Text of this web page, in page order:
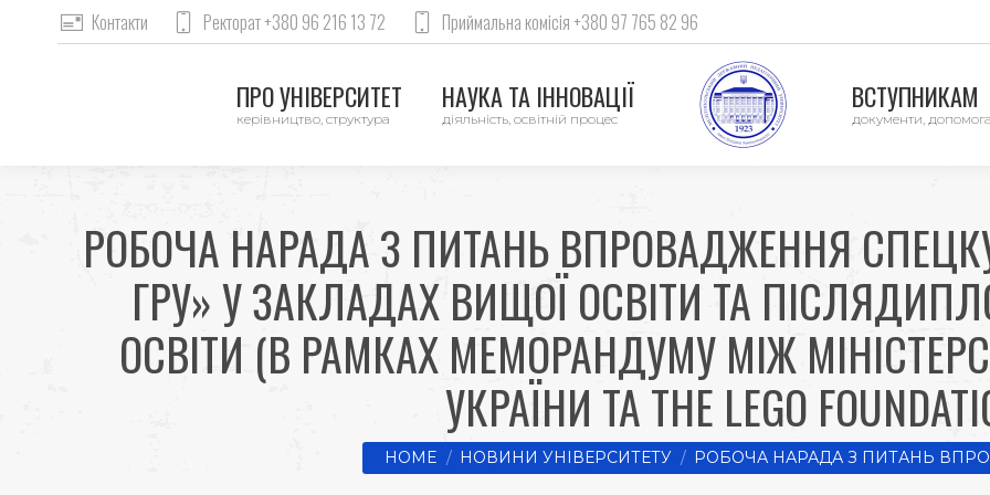
Контакти Ректорат +380 96 216 13 72 Приймальна комісія +380 97 765 82 96
ПРО УНІВЕРСИТЕТ
керівництво, структура
НАУКА ТА ІННОВАЦІЇ
діяльність, освітній процес
ВСТУПНИКАМ
документи, допомога
РОБОЧА НАРАДА З ПИТАНЬ ВПРОВАДЖЕННЯ
ГРУ» У ЗАКЛАДАХ ВИЩОЇ ОСВІТИ ТА
ОСВІТИ (В РАМКАХ МЕМОРАНДУМУ МІЖ
УКРАЇНИ ТА THE LEGO
You are here:
HOME НОВИНИ УНІВЕРСИТЕТУ РОБОЧА НАРАДА З ПИТАНЬ